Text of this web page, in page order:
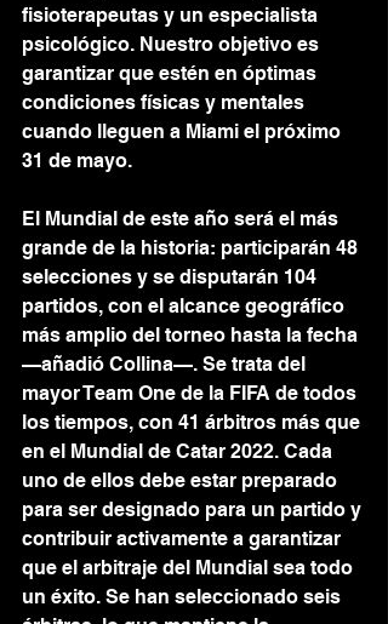
fisioterapeutas y un especialista
psicológico. Nuestro objetivo es
garantizar que estén en óptimas
condiciones físicas y mentales
cuando lleguen a Miami el próximo
31 de mayo.
El Mundial de este año será el más
grande de la historia: participarán 48
selecciones y se disputarán 104
partidos, con el alcance geográfico
más amplio del torneo hasta la fecha
—añadió Collina—. Se trata del
mayor Team One de la FIFA de todos
los tiempos, con 41 árbitros más que
en el Mundial de Catar 2022. Cada
uno de ellos debe estar preparado
para ser designado para un partido y
contribuir activamente a garantizar
que el arbitraje del Mundial sea todo
un éxito. Se han seleccionado seis